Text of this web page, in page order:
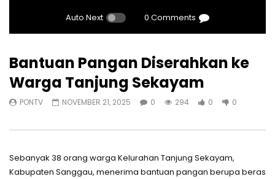
Auto Next 0 Comments
Bantuan Pangan Diserahkan ke
Warga Tanjung Sekayam
PONTV NOVEMBER 21, 2025 0 294 0 0
Sebanyak 38 orang warga Kelurahan Tanjung Sekayam,
Kabupaten Sanggau, menerima bantuan pangan berupa beras